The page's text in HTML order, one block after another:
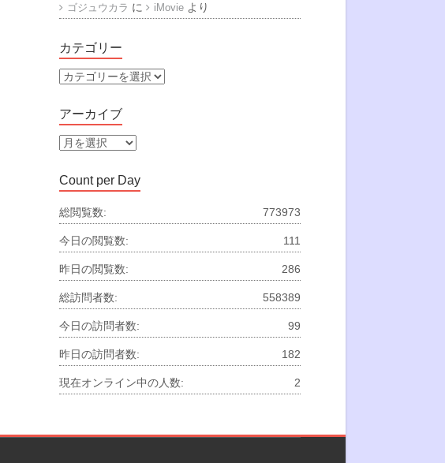
ゴジュウカラ に iMovie より
カテゴリー
カ
ゴ
リ
ー
アーカイブ
ア
カ
イ
ブ
Count per Day
773973
総閲覧数:
111
今日の閲覧数:
286
昨日の閲覧数:
558389
総訪問者数:
99
今日の訪問者数:
182
昨日の訪問者数:
2
現在オンライン中の人数: